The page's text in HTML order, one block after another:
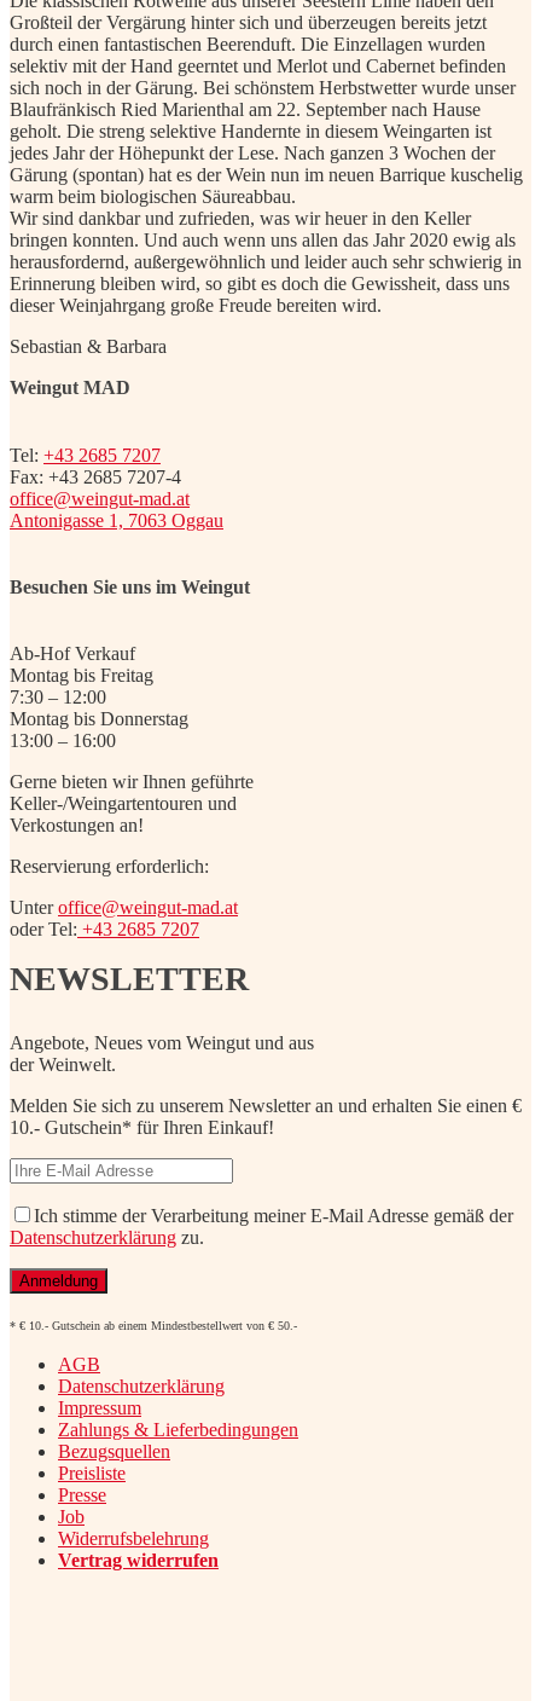
Großteil der Vergärung hinter sich und überzeugen bereits jetzt
durch einen fantastischen Beerenduft. Die Einzellagen wurden
selektiv mit der Hand geerntet und Merlot und Cabernet befinden
sich noch in der Gärung. Bei schönstem Herbstwetter wurde unser
Blaufränkisch Ried Marienthal am 22. September nach Hause
geholt. Die streng selektive Handernte in diesem Weingarten ist
jedes Jahr der Höhepunkt der Lese. Nach ganzen 3 Wochen der
Gärung (spontan) hat es der Wein nun im neuen Barrique kuschelig
warm beim biologischen Säureabbau.
Wir sind dankbar und zufrieden, was wir heuer in den Keller
bringen konnten. Und auch wenn uns allen das Jahr 2020 ewig als
herausfordernd, außergewöhnlich und leider auch sehr schwierig in
Erinnerung bleiben wird, so gibt es doch die Gewissheit, dass uns
dieser Weinjahrgang große Freude bereiten wird.
Sebastian & Barbara
Weingut MAD
Tel: +43 2685 7207
Fax: +43 2685 7207-4
office@weingut-mad.at
Antonigasse 1, 7063 Oggau
Besuchen Sie uns im Weingut
Ab-Hof Verkauf
Montag bis Freitag
7:30 – 12:00
Montag bis Donnerstag
13:00 – 16:00
Gerne bieten wir Ihnen geführte
Keller-/Weingartentouren und
Verkostungen an!
Reservierung erforderlich:
Unteroffice@weingut-mad.at
oder Tel: +43 2685 7207
NEWSLETTER
Angebote, Neues vom Weingut und aus
der Weinwelt.
Melden Sie sich zu unserem Newsletter an und erhalten Sie einen €
10.- Gutschein* für Ihren Einkauf!
Ich stimme der Verarbeitung meiner E-Mail Adresse gemäß der
Datenschutzerklärung zu.
* € 10.- Gutschein ab einem Mindestbestellwert von € 50.-
AGB
Datenschutzerklärung
Impressum
Zahlungs & Lieferbedingungen
Bezugsquellen
Preisliste
Presse
Job
Widerrufsbelehrung
Vertrag widerrufen